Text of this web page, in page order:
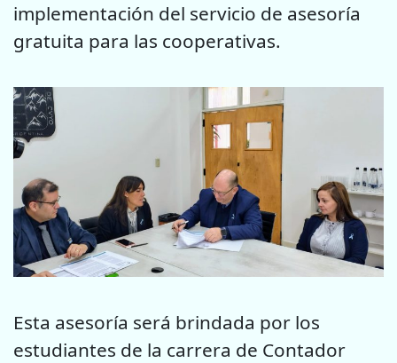
implementación del servicio de asesoría
gratuita para las cooperativas.
Esta asesoría será brindada por los
estudiantes de la carrera de Contador